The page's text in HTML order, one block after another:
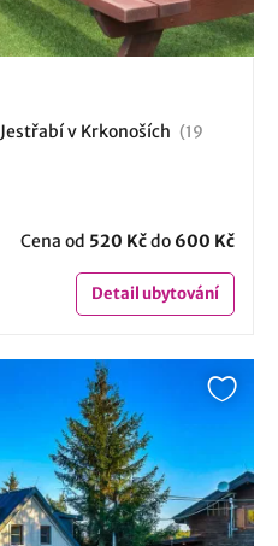
Jestřabí v Krkonoších (19
Cena od 520 Kčdo 600 Kč
Detailubytování